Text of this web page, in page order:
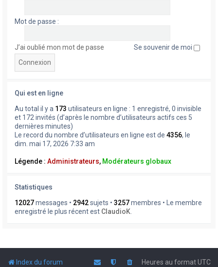
Mot de passe :
J’ai oublié mon mot de passe Se souvenir de moi
Qui est en ligne
Au total il y a 173 utilisateurs en ligne : 1 enregistré, 0 invisible
et 172 invités (d’après le nombre d’utilisateurs actifs ces 5
dernières minutes)
Le record du nombre d’utilisateurs en ligne est de 4356, le
dim. mai 17, 2026 7:33 am
Légende : Administrateurs, Modérateurs globaux
Statistiques
12027messages • 2942sujets • 3257membres • Le membre
enregistré le plus récent est ClaudioK
Index du forum Heures au formatUTC